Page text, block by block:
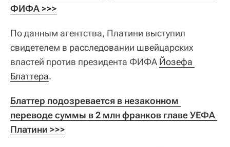
ФИФА >>>
По данным агентства, Платини выступил
свидетелем в расследовании швейцарских
властей против президента ФИФА Йозефа
Блаттера.
Блаттер подозревается в незаконном
переводе суммы в 2 млн франков главе УЕФА
Платини >>>